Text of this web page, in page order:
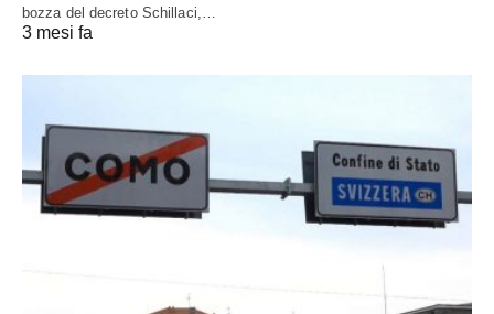
bozza del decreto Schillaci,…
3 mesi fa